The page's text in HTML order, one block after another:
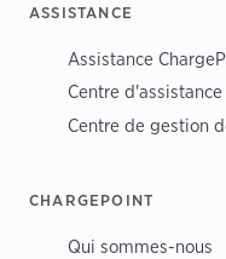
ASSISTANCE
Assistance
Centre
Centre de gestion
CHARGEPOINT
Qui sommes-nous